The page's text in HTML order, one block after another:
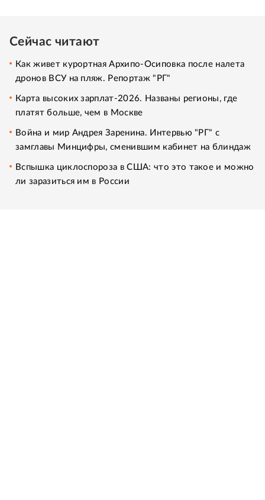
Сейчас читают
Как живет курортная Архипо-Осиповка после налета
дронов ВСУ на пляж. Репортаж "РГ"
Карта высоких зарплат-2026. Названы регионы, где
платят больше, чем в Москве
Война и мир Андрея Заренина. Интервью "РГ" с
замглавы Минцифры, сменившим кабинет на блиндаж
Вспышка циклоспороза в США: что это такое и можно
ли заразиться им в России